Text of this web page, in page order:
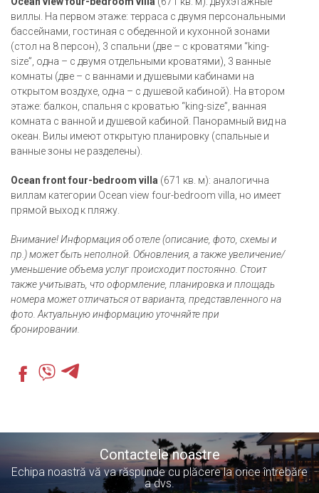
виллы. На первом этаже: терраса с двумя персональными
бассейнами, гостиная с обеденной и кухонной зонами
(стол на 8 персон), 3 спальни (две – с кроватями “king-
size”, одна – с двумя отдельными кроватями), 3 ванные
комнаты (две – с ваннами и душевыми кабинами на
открытом воздухе, одна – с душевой кабиной). На втором
этаже: балкон, спальня с кроватью “king-size”, ванная
комната с ванной и душевой кабиной. Панорамный вид на
океан. Вилы имеют открытую планировку (спальные и
ванные зоны не разделены).
Ocean front four-bedroom villa (671 кв. м): аналогична
виллам категории Ocean view four-bedroom villa, но имеет
прямой выход к пляжу.
Внимание! Информация об отеле (описание, фото, схемы и
пр.) может быть неполной. Обновления, а также увеличение/
уменьшение объема услуг происходит постоянно. Стоит
также учитывать, что оформление, планировка и площадь
номера может отличаться от варианта, представленного на
фото. Актуальную информацию уточняйте при
бронировании.
Contactele noastre
Echipa noastră vă va răspunde cu plăcere la orice întrebăre
a dvs.